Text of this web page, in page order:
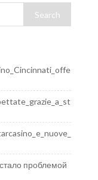
проблемой